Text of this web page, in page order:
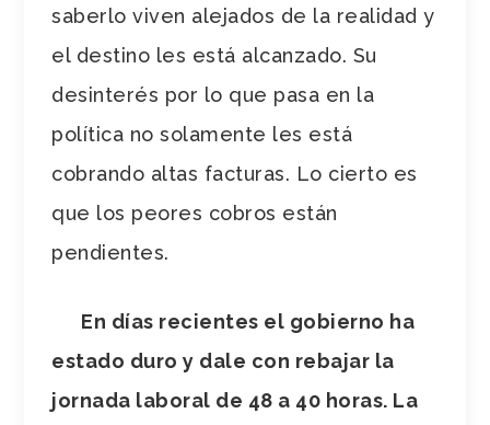
saberlo viven alejados de la realidad y
el destino les está alcanzado. Su
desinterés por lo que pasa en la
política no solamente les está
cobrando altas facturas. Lo cierto es
que los peores cobros están
pendientes.
En días recientes el gobierno ha
estado duro y dale con rebajar la
jornada laboral de 48 a 40 horas. La